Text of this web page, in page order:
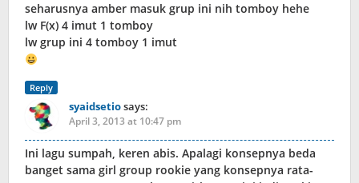
seharusnya amber masuk grup ini nih tomboy hehe
lw F(x) 4 imut 1 tomboy
lw grup ini 4 tomboy 1 imut
Reply
syaidsetiosays:
April 3, 2013 at 10:47 pm
Ini lagu sumpah, keren abis. Apalagi konsepnya beda
banget sama girl group rookie yang konsepnya rata-